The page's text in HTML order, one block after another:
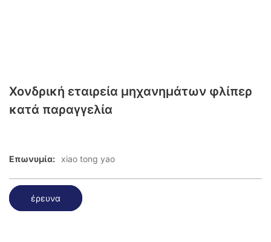
Χονδρική εταιρεία μηχανημάτων φλίπερ
κατά παραγγελία
Επωνυμία: xiao tong yao
έρευνα